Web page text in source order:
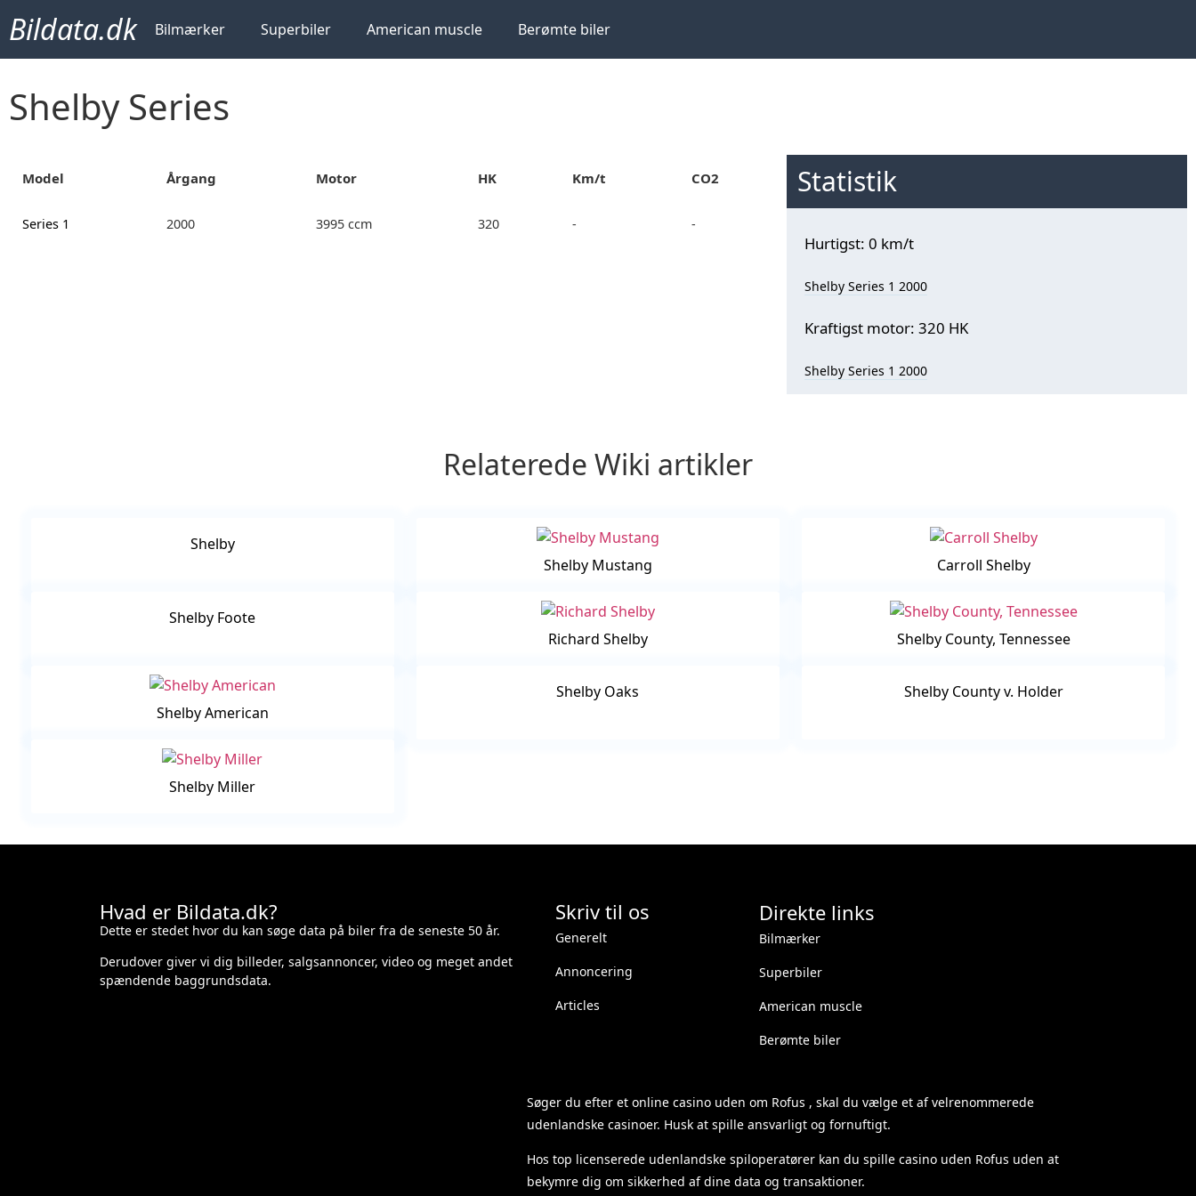
Bildata.dk Bilmærker Superbiler American muscle Berømte biler
Shelby Series
Model Årgang Motor HK Km/t CO2
Series 1 2000 3995 ccm 320 - -
Statistik
Hurtigst: 0 km/t
Shelby Series 1 2000
Kraftigst motor: 320 HK
Shelby Series 1 2000
Relaterede Wiki artikler
Shelby
Shelby Mustang
Carroll Shelby
Shelby Foote
Richard Shelby
Shelby County, Tennessee
Shelby American
Shelby Oaks Shelby County v. Holder
Shelby Miller
Hvad er Bildata.dk?
Dette er stedet hvor du kan søge data på biler fra de seneste 50 år.
Derudover giver vi dig billeder, salgsannoncer, video og meget andet
spændende baggrundsdata.
Skriv til os
Generelt
Annoncering
Articles
Direkte links
Bilmærker
Superbiler
American muscle
Berømte biler
Søger du efter et online casino uden om Rofus , skal du vælge et af velrenommerede
udenlandske casinoer. Husk at spille ansvarligt og fornuftigt.
Hos top licenserede udenlandske spiloperatører kan du spille casino uden Rofus uden at
bekymre dig om sikkerhed af dine data og transaktioner.